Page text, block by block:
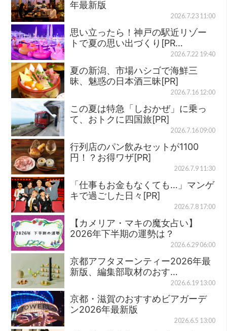
年最新版
2026.7.23 11:00
思い立ったら！神戸の駅近リゾー
トで夏の思い出づくり[PR…
2026.7.22 19:40
夏の新潟、市場ハシゴで海鮮三
昧、魅惑の日本酒三昧[PR]
2026.7.16 12:00
この夏は特急「しおかぜ」に乗っ
て、おトクに四国旅[PR]
2026.7.16 09:00
行列店のパン飲みセットが1100
円！？お得ワザ[PR]
2026.7.9 11:30
「仕事もお金もなくても…」マンゲ
キで過ごした日々[PR]
2026.7.8 17:00
【カメリア・マキの魔女占い】
2026年下半期の運勢は？
2026.6.29 06:00
京都アフタヌーンティー2026年最
新版、編集部取材のおす…
2026.6.19 13:00
京都・滋賀のおすすめビアガーデ
ン2026年最新版
2026.6.5 13:00